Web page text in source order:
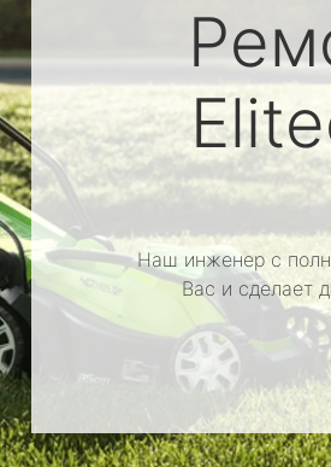
Наш инженер с
Вас и сделает